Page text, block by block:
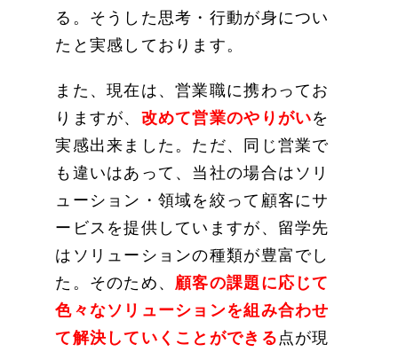
る。そうした思考・行動が身につい
たと実感しております。
また、現在は、営業職に携わってお
りますが、 改めて営業のやりがいを
実感出来ました。ただ、同じ営業で
も違いはあって、当社の場合はソリ
ューション・領域を絞って顧客にサ
ービスを提供していますが、留学先
はソリューションの種類が豊富でし
た。そのため、 顧客の課題に応じて
色々なソリューションを組み合わせ
て解決していくことができる 点が現